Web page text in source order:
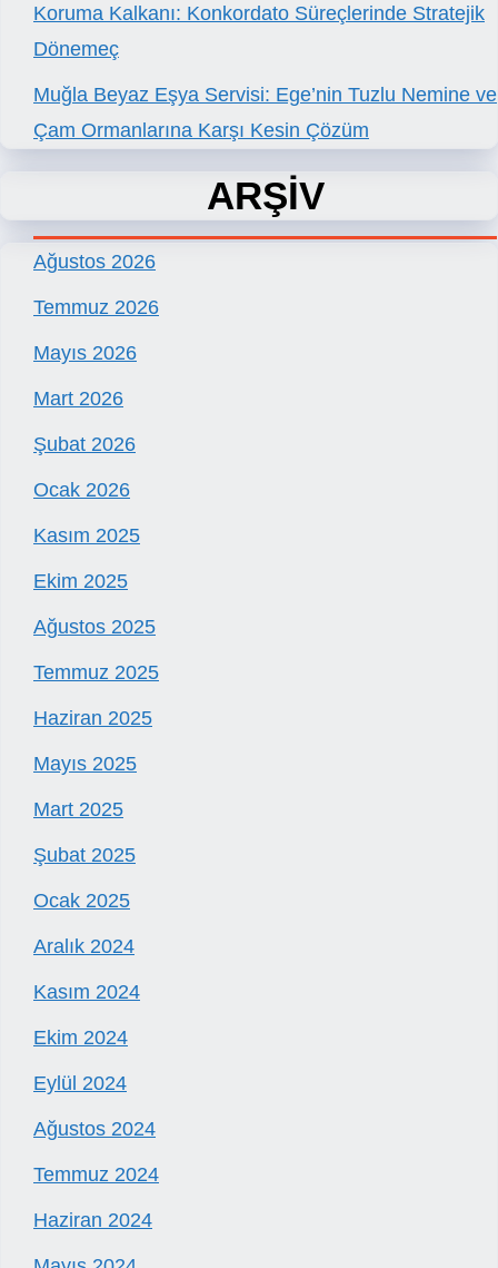
Koruma Kalkanı: Konkordato Süreçlerinde Stratejik
Dönemeç
Muğla Beyaz Eşya Servisi: Ege’nin Tuzlu Nemine ve
Çam Ormanlarına Karşı Kesin Çözüm
ARŞİV
Ağustos 2026
Temmuz 2026
Mayıs 2026
Mart 2026
Şubat 2026
Ocak 2026
Kasım 2025
Ekim 2025
Ağustos 2025
Temmuz 2025
Haziran 2025
Mayıs 2025
Mart 2025
Şubat 2025
Ocak 2025
Aralık 2024
Kasım 2024
Ekim 2024
Eylül 2024
Ağustos 2024
Temmuz 2024
Haziran 2024